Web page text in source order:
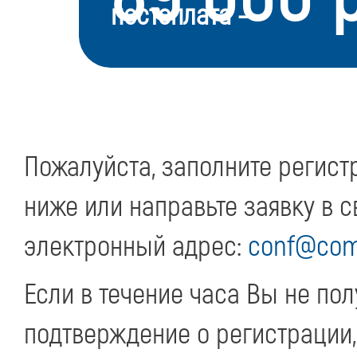
постоплата –
Пожалуйста, заполните
ниже или направьте заявку в
электронный адрес:
Если в течение часа Вы не
подтверждение о